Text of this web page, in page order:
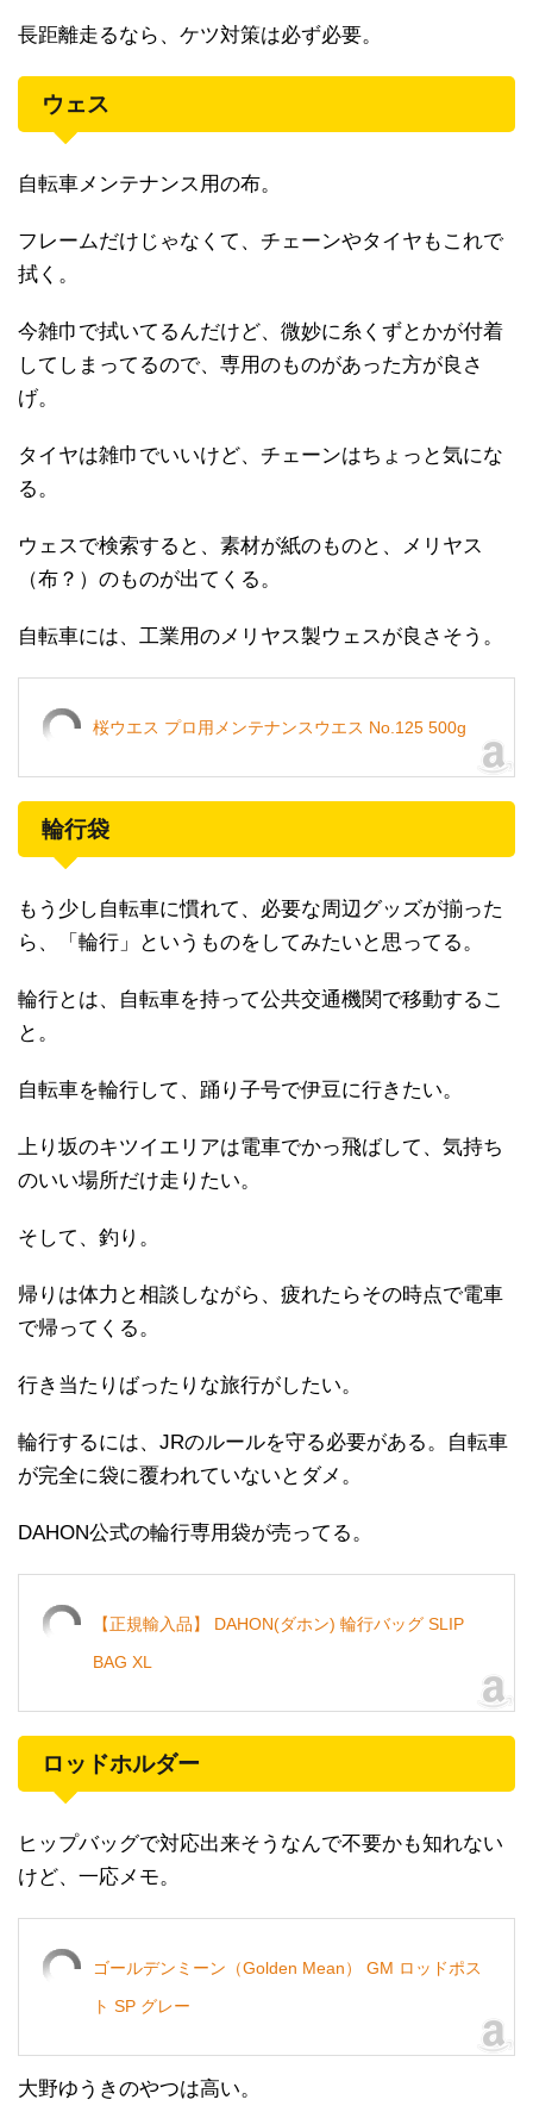
長距離走るなら、ケツ対策は必ず必要。
ウェス
自転車メンテナンス用の布。
フレームだけじゃなくて、チェーンやタイヤもこれで
拭く。
今雑巾で拭いてるんだけど、微妙に糸くずとかが付着
してしまってるので、専用のものがあった方が良さ
げ。
タイヤは雑巾でいいけど、チェーンはちょっと気にな
る。
ウェスで検索すると、素材が紙のものと、メリヤス
（布？）のものが出てくる。
自転車には、工業用のメリヤス製ウェスが良さそう。
桜ウエス プロ用メンテナンスウエス No.125 500g
輪行袋
もう少し自転車に慣れて、必要な周辺グッズが揃った
ら、「輪行」というものをしてみたいと思ってる。
輪行とは、自転車を持って公共交通機関で移動するこ
と。
自転車を輪行して、踊り子号で伊豆に行きたい。
上り坂のキツイエリアは電車でかっ飛ばして、気持ち
のいい場所だけ走りたい。
そして、釣り。
帰りは体力と相談しながら、疲れたらその時点で電車
で帰ってくる。
行き当たりばったりな旅行がしたい。
輪行するには、JRのルールを守る必要がある。自転車
が完全に袋に覆われていないとダメ。
DAHON公式の輪行専用袋が売ってる。
【正規輸入品】 DAHON(ダホン) 輪行バッグ SLIP
BAG XL
ロッドホルダー
ヒップバッグで対応出来そうなんで不要かも知れない
けど、一応メモ。
ゴールデンミーン（Golden Mean） GM ロッドポス
ト SP グレー
大野ゆうきのやつは高い。